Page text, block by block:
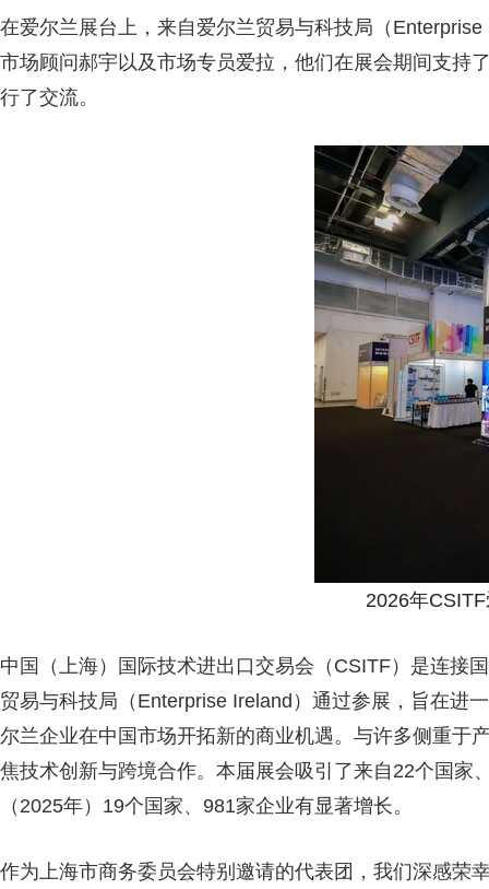
在爱尔兰展台上，来自爱尔兰贸易与科技局（
市场顾问郝宇以及市场专员爱拉，他们在展会期间支持
行了交流。
2026年
中国（上海）国际技术进出口交易会（CSITF）是连接
贸易与科技局（Enterprise Ireland）通过参展，旨在进
尔兰企业在中国市场开拓新的商业机遇。与许多侧重于
焦技术创新与跨境合作。本届展会吸引了来自22个国家
（2025年）19个国家、981家企业有显著增长。
作为上海市商务委员会特别邀请的代表团，我们深感荣